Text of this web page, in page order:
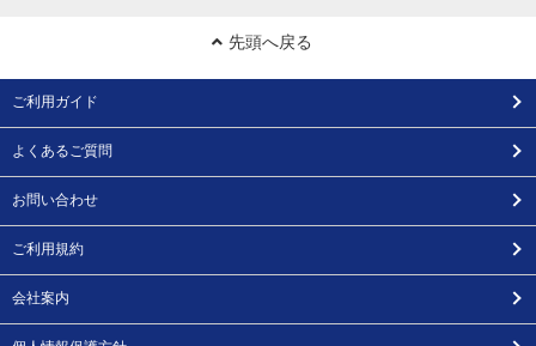
先頭へ戻る
ご利用ガイド
よくあるご質問
お問い合わせ
ご利用規約
会社案内